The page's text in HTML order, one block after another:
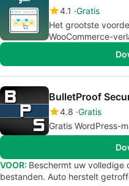
4.1 Gratis
Het grootste
WooCommerce-
BulletProof
4.8 Gratis
Gratis WordPress-
VOOR: Beschermt uw volledige
bestanden. Auto herstelt